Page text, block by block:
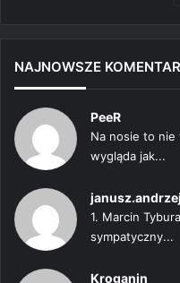
NAJNOWSZE
PeeR
Na nosie to nie
wygląda jak...
janusz.andrzej
1. Marcin
sympatyczny...
Kroganin